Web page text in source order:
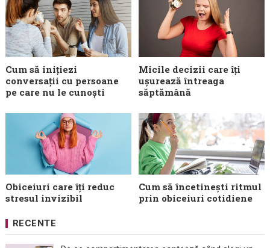
Cum să inițiezi
conversații cu persoane
pe care nu le cunoști
Micile decizii care îți
ușurează întreaga
săptămână
Obiceiuri care îți reduc
stresul invizibil
Cum să încetinești ritmul
prin obiceiuri cotidiene
RECENTE